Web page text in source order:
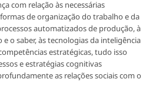
com relação às necessárias
de organização do trabalho e da
automatizados de produção, à
e o saber, às tecnologias da inteligência
estratégicas, tudo isso
e estratégias cognitivas
as relações sociais com o